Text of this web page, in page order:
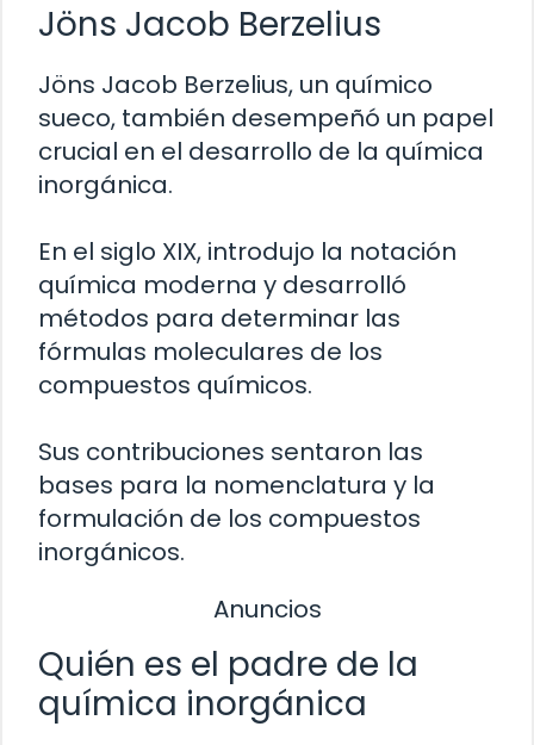
Jöns Jacob Berzelius
Jöns Jacob Berzelius, un químico
sueco, también desempeñó un papel
crucial en el desarrollo de la química
inorgánica.
En el siglo XIX, introdujo la notación
química moderna y desarrolló
métodos para determinar las
fórmulas moleculares de los
compuestos químicos.
Sus contribuciones sentaron las
bases para la nomenclatura y la
formulación de los compuestos
inorgánicos.
Anuncios
Quién es el padre de la
química inorgánica